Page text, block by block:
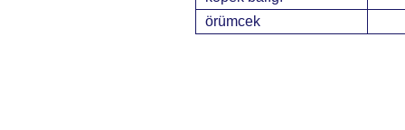
örümcek